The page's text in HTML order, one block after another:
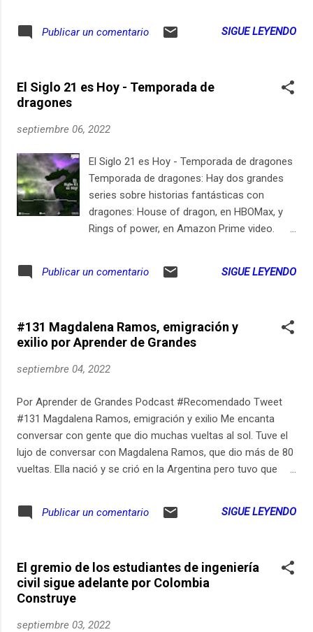
Publicar un comentario SIGUE LEYENDO
El Siglo 21 es Hoy - Temporada de
dragones
septiembre 06, 2022
El Siglo 21 es Hoy - Temporada de dragones
Temporada de dragones: Hay dos grandes
series sobre historias fantásticas con
dragones: House of dragon, en HBOMax, y
Rings of power, en Amazon Prime video.
apps. Recomendaremos aquí los dragones
- House of Dragon, la serie que ocurre
generaciones antes de Game of Thrones, y
que se estrenó con 10,2 millones de
of Thrones, la serie original, con todas sus
temporadas. - Lord of the rings, la trilogía de
películas sobre el libro "El señor de los
anillos" de J.R.R. Tolkien. Disponibles en
Amazon Prime Video: - Rings of power (Los
J.R.R Tolkien. Fue vista por 25 millones de
Publicar un comentario SIGUE LEYENDO
#131 Magdalena Ramos, emigración y
exilio por Aprender de Grandes
septiembre 04, 2022
Por Aprender de Grandes Podcast #Recomendado Tweet
#131 Magdalena Ramos, emigración y exilio Me encanta
conversar con gente que dio muchas vueltas al sol. Tuve el
lujo de conversar con Magdalena Ramos, que dio más de 80
vueltas. Ella nació y se crió en la Argentina pero tuvo que
exilio, de la emigración, de la inmigración en una nueva
toda la vida. Pueden ver los links relevantes de este episodio
en https://ift.tt/93sKMer Inscripción a los cursos de
Aprender de Grandes: https://ift.tt/67XRmAO Suscripción al
email corto de los lunes con ideas para empezar la semana:
Publicar un comentario SIGUE LEYENDO
El gremio de los estudiantes de ingeniería
civil sigue adelante por Colombia
Construye
septiembre 03, 2022